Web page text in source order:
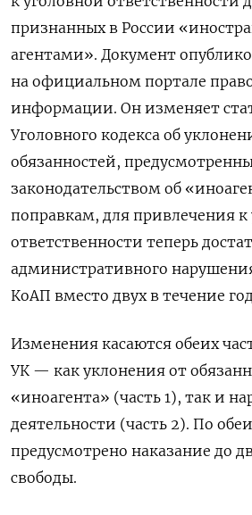
признанных в России
агентами». Документ
на официальном портале
информации. Он изменяет
Уголовного кодекса об
обязанностей,
законодательством об
поправкам, для привлечения к
ответственности теперь
административного
КоАП вместо двух в течение
Изменения касаются обеих
УК — как уклонения от
«иноагента» (часть 1), так и
деятельности (часть 2). По
предусмотрено наказание до
свободы.